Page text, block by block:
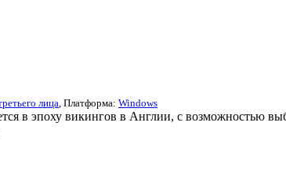
лица , Платформа: Windows
в эпоху викингов в Англии, с возможностью